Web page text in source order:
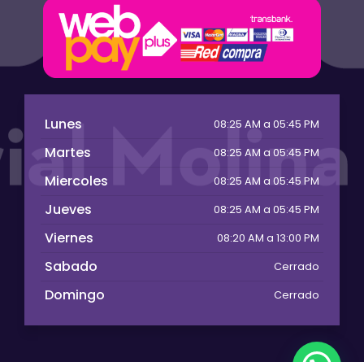
Lunes 08:25 AM a 05:45 PM
Martes 08:25 AM a 05:45 PM
Miercoles 08:25 AM a 05:45 PM
Jueves 08:25 AM a 05:45 PM
Viernes 08:20 AM a 13:00 PM
Sabado Cerrado
Domingo Cerrado